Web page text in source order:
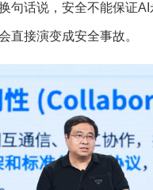
句话说，安全不能保证
直接演变成安全事故。